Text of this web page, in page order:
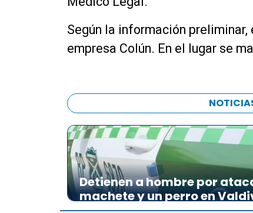
Según la información
empresa Colún. En el lugar se
Detienen a hombre por
machete y un perro en